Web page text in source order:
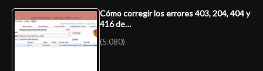
Cómo corregir los errores 403, 204, 404 y
416 de…
(5.080)